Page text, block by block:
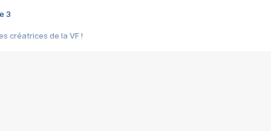
3
créatrices de la VF !